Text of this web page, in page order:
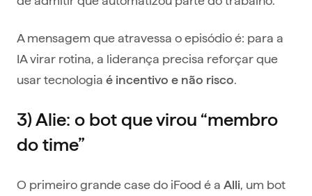
A mensagem que atravessa o episódio é: para a
IA virar rotina, a liderança precisa reforçar que
usar tecnologia é incentivo e não risco
3) Alie: o bot que virou “membro
do time”
O primeiro grande case do iFood é a Alli , um bot